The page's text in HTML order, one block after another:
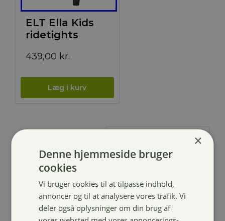
ELT Ella Kids
ridetights
439,00 kr.
×
Denne hjemmeside bruger
cookies
Vi bruger cookies til at tilpasse indhold,
annoncer og til at analysere vores trafik. Vi
deler også oplysninger om din brug af